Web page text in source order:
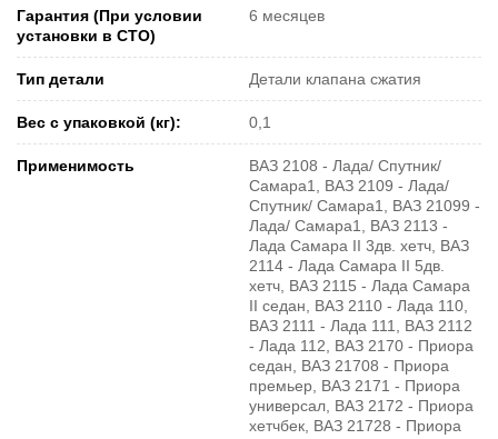
Гарантия (При условии
установки в СТО)
6 месяцев
Тип детали Детали клапана сжатия
Вес с упаковкой (кг): 0,1
Применимость
ВАЗ 2108 - Лада/ Спутник/
Самара1, ВАЗ 2109 - Лада/
Спутник/ Самара1, ВАЗ 21099 -
Лада/ Самара1, ВАЗ 2113 -
Лада Самара II 3дв. хетч, ВАЗ
2114 - Лада Самара II 5дв.
хетч, ВАЗ 2115 - Лада Самара
II седан, ВАЗ 2110 - Лада 110,
ВАЗ 2111 - Лада 111, ВАЗ 2112
- Лада 112, ВАЗ 2170 - Приора
седан, ВАЗ 21708 - Приора
премьер, ВАЗ 2171 - Приора
универсал, ВАЗ 2172 - Приора
хетчбек, ВАЗ 21728 - Приора